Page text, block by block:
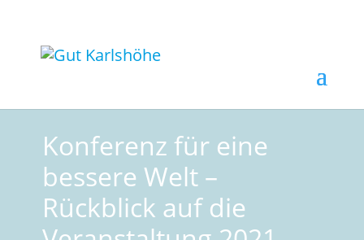
Konferenz für eine
bessere Welt –
Rückblick auf die